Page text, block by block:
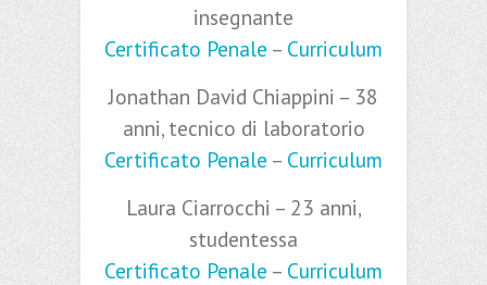
insegnante
Certificato Penale – Curriculum
Jonathan David Chiappini – 38
anni, tecnico di laboratorio
Certificato Penale – Curriculum
Laura Ciarrocchi – 23 anni,
studentessa
Certificato Penale – Curriculum